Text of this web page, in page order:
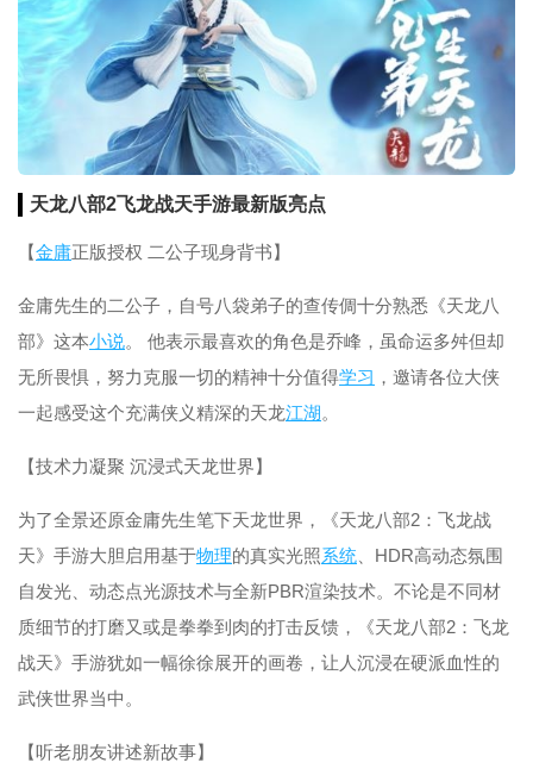
天龙八部2飞龙战天手游最新版亮点
【金庸正版授权 二公子现身背书】
金庸先生的二公子，自号八袋弟子的查传倜十分熟悉《天龙八
部》这本小说。 他表示最喜欢的角色是乔峰，虽命运多舛但却
无所畏惧，努力克服一切的精神十分值得学习 ，邀请各位大侠
一起感受这个充满侠义精深的天龙江湖。
【技术力凝聚 沉浸式天龙世界】
为了全景还原金庸先生笔下天龙世界，《天龙八部2：飞龙战
天》手游大胆启用基于物理的真实光照系统 、HDR高动态氛围
自发光、动态点光源技术与全新PBR渲染技术。不论是不同材
质细节的打磨又或是拳拳到肉的打击反馈，《天龙八部2：飞龙
战天》手游犹如一幅徐徐展开的画卷，让人沉浸在硬派血性的
武侠世界当中。
【听老朋友讲述新故事】